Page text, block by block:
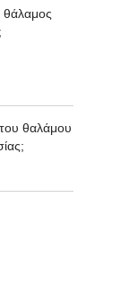
θάλαμος
θαλάμου